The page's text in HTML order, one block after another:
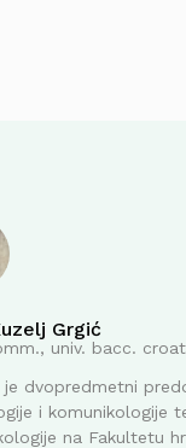
Grgić
univ. bacc.
je dvopredmetni
i komunikologije
na Fakultetu